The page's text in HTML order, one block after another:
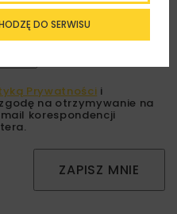
Prywatności i
na otrzymywanie na
korespondencji
ZAPISZ MNIE
DO SERWISU